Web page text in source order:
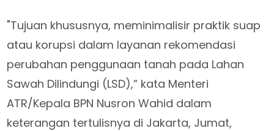
"Tujuan khususnya, meminimalisir praktik suap
atau korupsi dalam layanan rekomendasi
perubahan penggunaan tanah pada Lahan
Sawah Dilindungi (LSD),” kata Menteri
ATR/Kepala BPN Nusron Wahid dalam
keterangan tertulisnya di Jakarta, Jumat,